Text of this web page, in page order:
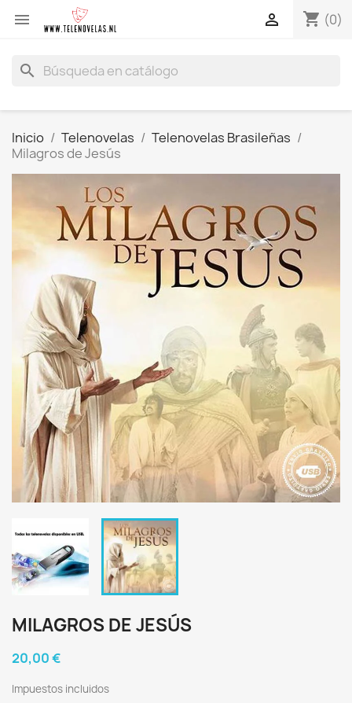
 shopping_cart (0)

search
Inicio Telenovelas
Telenovelas Brasileñas
Milagros de Jesús
MILAGROS DE JESÚS
20,00 €
Impuestos incluidos